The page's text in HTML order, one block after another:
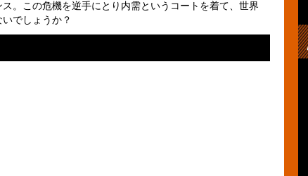
。この危機を逆手にとり内需というコートを着て、世界
でしょうか？